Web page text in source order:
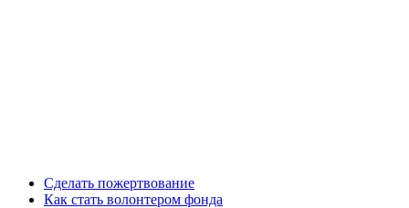
Сделать пожертвование
Как стать волонтером фонда